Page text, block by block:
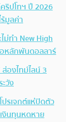
ริปโทฯ ปี 2026
มูลค่า
ม่ทำ New High
อหลักพันดอลลาร์
ส่องไทม์ไลน์ 3
วัง
รเจกต์แห่ปิดตัว
งินทุนหดหาย